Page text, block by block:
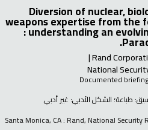
Diversion of nuclear,
weapons expertise from the
: understanding an
Rand
National
Documented
طباعة؛ الشكل الأدبي: غير أدبي
Santa Monica, CA : Rand, National Security